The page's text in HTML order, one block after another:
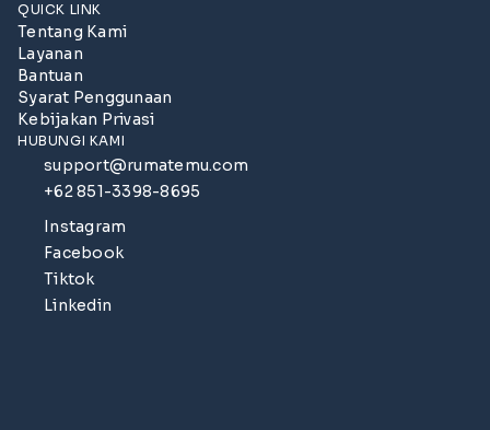
QUICK LINK
Tentang Kami
Layanan
Bantuan
Syarat Penggunaan
Kebijakan Privasi
HUBUNGI KAMI
support@rumatemu.com
+62 851-3398-8695
Instagram
Facebook
Tiktok
Linkedin